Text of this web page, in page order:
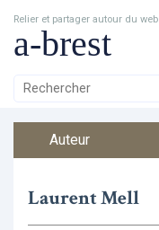
Relier et partager autour du web
a-brest
Auteur
Laurent Mell